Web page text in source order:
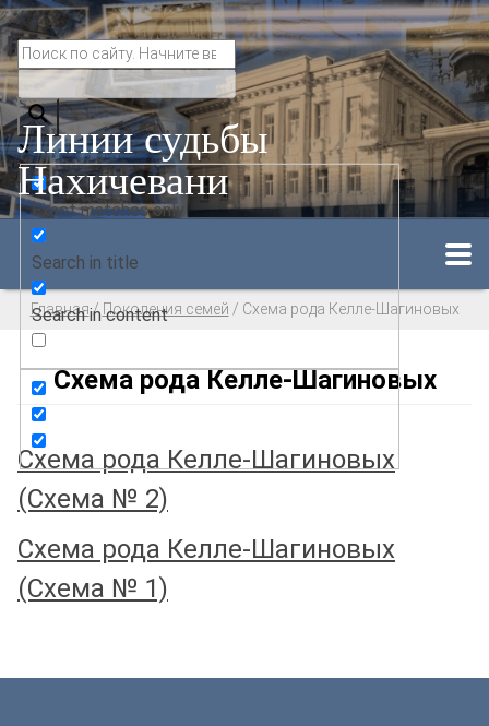
Линии судьбы
Нахичевани
Exact matches only
Search in title
Search in content
Главная/ Поколения семей / Схема рода Келле-Шагиновых
Схема рода Келле-Шагиновых
Схема рода Келле-Шагиновых
(Схема № 2)
Схема рода Келле-Шагиновых
(Схема № 1)